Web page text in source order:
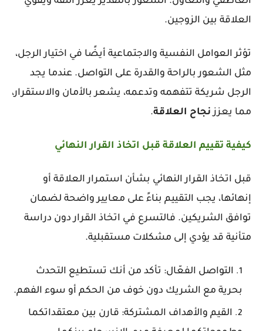
العلاقة بين الزوجين.
تؤثر العوامل النفسية والاجتماعية أيضًا في اختيار الرجل،
مثل الشعور بالراحة والقدرة على التواصل. عندما يجد
الرجل شريكة تتفهمه وتدعمه، يشعر بالأمان والاستقرار،
مما يعززنجاح العلاقة.
كيفية تقييم العلاقة قبل اتخاذ القرار النهائي
قبل اتخاذ القرار النهائي بشأن استمرار العلاقة أو
إنهائها، يجب التقييم بناءً على معايير واضحة لضمان
توافق الشريكين. فالتسرع في اتخاذ القرار دون دراسة
متأنية قد يؤدي إلى مشكلات مستقبلية.
التواصل الفعّال: تأكد من أنك تستطيع التحدث
بحرية مع الشريك دون خوف من الحكم أو سوء الفهم.
القيم والأهداف المشتركة: قارن بين معتقداتكما